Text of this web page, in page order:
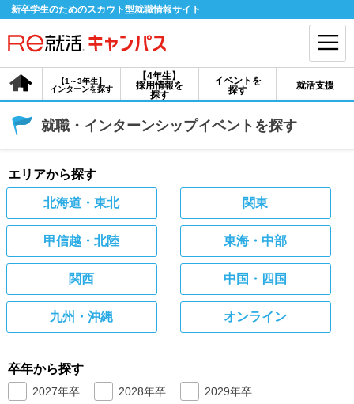
新卒学生のためのスカウト型就職情報サイト
【4年生】
採用情報を
探す
【1～3年生】
インターンを探す
イベントを
探す
就活支援
会員登録 ログイン
会員ID・パスワードを忘れた方はこちら
探す
【4年生】
採用情報を探す
【4年生】
【1～3年生】
インターンを探す
スカウト
就活支援
就職・インターンシップイベントを探す
エリアから探す
北海道・東北 関東
甲信越・北陸 東海・中部
関西 中国・四国
九州・沖縄 オンライン
卒年から探す
2027年卒 2028年卒 2029年卒